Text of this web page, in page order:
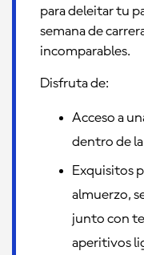
para deleitar tu
semana de
incomparables.
Disfruta de:
Acceso a
dentro de
Exquisitos
almuerzo,
junto con
aperitivos